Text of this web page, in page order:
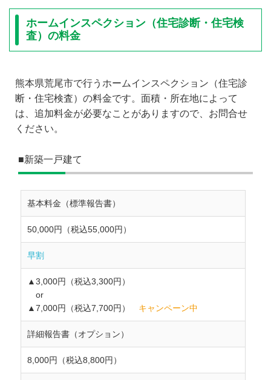
ホームインスペクション（住宅診断・住宅検
査）の料金
熊本県荒尾市で行うホームインスペクション（住宅診
断・住宅検査）の料金です。面積・所在地によって
は、追加料金が必要なことがありますので、お問合せ
ください。
■新築一戸建て
基本料金（標準報告書）
50,000円（税込55,000円）
早割
▲3,000円（税込3,300円）
or
▲7,000円（税込7,700円） キャンペーン中
詳細報告書（オプション）
8,000円（税込8,800円）